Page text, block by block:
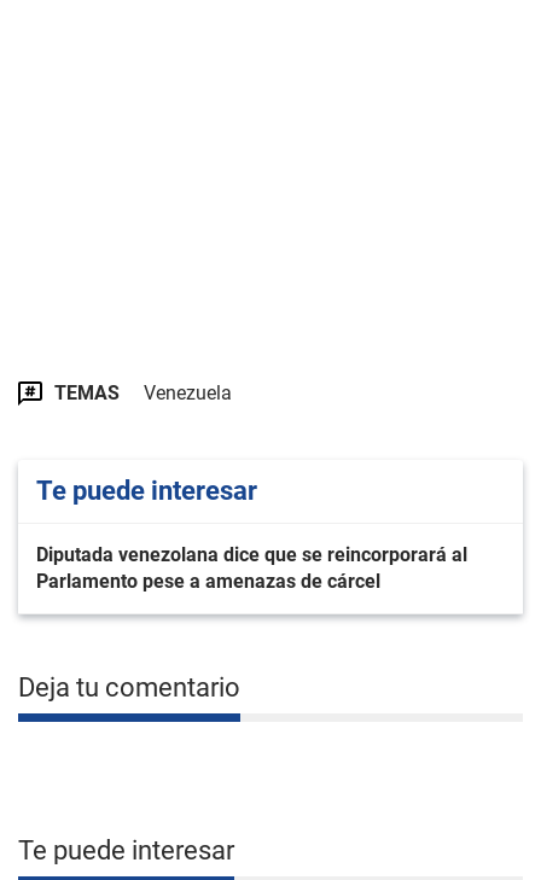
TEMAS Venezuela
Te puede interesar
Diputada venezolana dice que se reincorporará al
Parlamento pese a amenazas de cárcel
Deja tu comentario
Te puede interesar